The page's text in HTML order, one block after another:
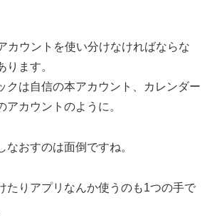
カウントを使い分けなければならな
ります。
クは自信の本アカウント、カレンダー
アカウントのように。
なおすのは面倒ですね。
たりアプリなんか使うのも1つの手で